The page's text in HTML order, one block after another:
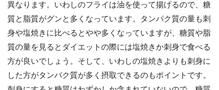
異なります。いわしのフライは油を使って揚げるので、糖
質と脂質がグンと多くなっています。タンパク質の量も刺
身や塩焼きに比べるとやや多くなっていますが、糖質や脂
質の量を見るとダイエットの際には塩焼きか刺身で食べる
方が良いでしょう。そして、いわしの塩焼きよりも刺身に
した方がタンパク質が多く摂取できるのもポイントです。